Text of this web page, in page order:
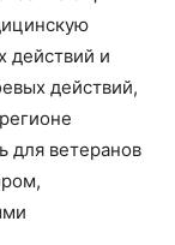
действий и
действий,
для ветеранов